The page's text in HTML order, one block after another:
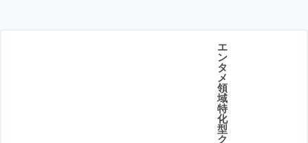
エ
ン
タ
メ
領
域
特
化
型
ク